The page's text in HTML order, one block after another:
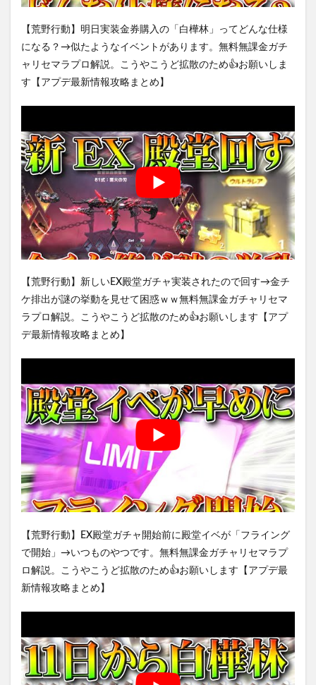
【荒野行動】明日実装金券購入の「白樺林」ってどんな仕様
になる？→似たようなイベントがあります。無料無課金ガチ
ャリセマラプロ解説。こうやこうど拡散のため👍お願いしま
す【アプデ最新情報攻略まとめ】
【荒野行動】新しいEX殿堂ガチャ実装されたので回す→金チ
ケ排出が謎の挙動を見せて困惑ｗｗ無料無課金ガチャリセマ
ラプロ解説。こうやこうど拡散のため👍お願いします【アプ
デ最新情報攻略まとめ】
【荒野行動】EX殿堂ガチャ開始前に殿堂イベが「フライング
で開始」→いつものやつです。無料無課金ガチャリセマラプ
ロ解説。こうやこうど拡散のため👍お願いします【アプデ最
新情報攻略まとめ】